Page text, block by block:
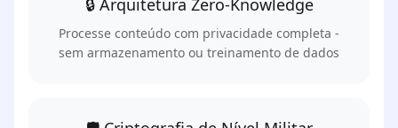
🔒 Arquitetura Zero-Knowledge
Processe conteúdo com privacidade completa -
sem armazenamento ou treinamento de dados